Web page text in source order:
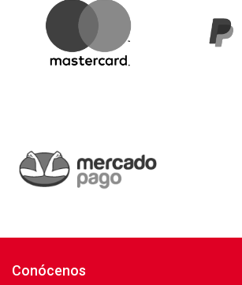
Conócenos